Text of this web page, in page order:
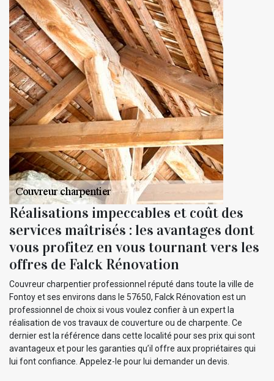
Réalisations impeccables et coût des
services maîtrisés : les avantages dont
vous profitez en vous tournant vers les
offres de Falck Rénovation
Couvreur charpentier professionnel réputé dans toute la ville de
Fontoy et ses environs dans le 57650, Falck Rénovation est un
professionnel de choix si vous voulez confier à un expert la
réalisation de vos travaux de couverture ou de charpente. Ce
dernier est la référence dans cette localité pour ses prix qui sont
avantageux et pour les garanties qu’il offre aux propriétaires qui
lui font confiance. Appelez-le pour lui demander un devis.